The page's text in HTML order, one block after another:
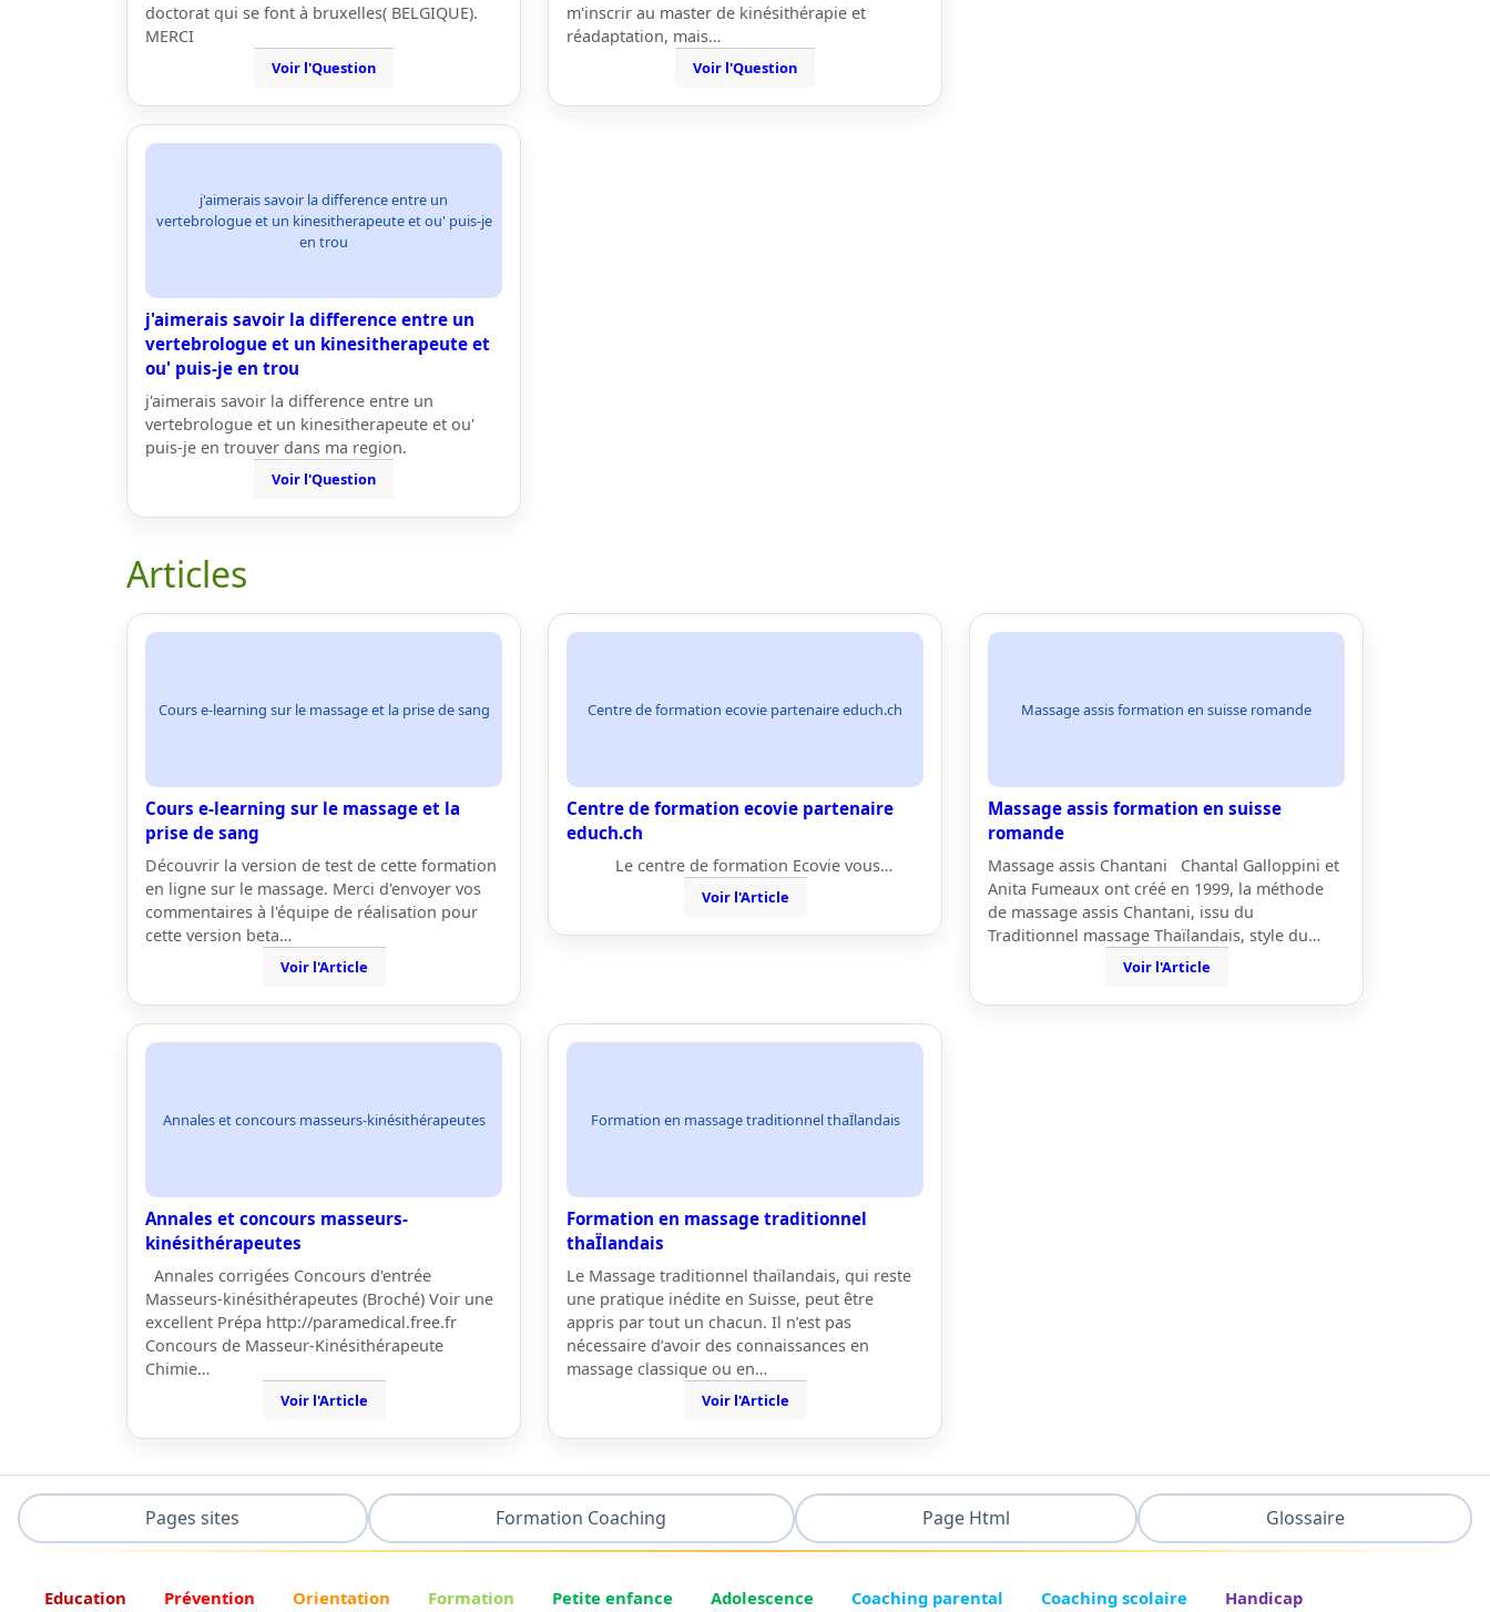
doctorat qui se font à bruxelles( BELGIQUE).
MERCI
Voir l'Question
m'inscrir au master de kinésithérapie et
réadaptation, mais…
Voir l'Question
j'aimerais savoir la difference entre un
vertebrologue et un kinesitherapeute et ou' puis-je
en trou
j'aimerais savoir la difference entre un
vertebrologue et un kinesitherapeute et
ou' puis-je en trou
j'aimerais savoir la difference entre un
vertebrologue et un kinesitherapeute et ou'
puis-je en trouver dans ma region.
Voir l'Question
Articles
Cours e-learning sur le massage et la prise de sang
Cours e-learning sur le massage et la
prise de sang
Découvrir la version de test de cette formation
en ligne sur le massage. Merci d'envoyer vos
commentaires à l'équipe de réalisation pour
cette version beta…
Voir l'Article
Centre de formation ecovie partenaire educh.ch
Centre de formation ecovie partenaire
educh.ch
Le centre de formation Ecovie vous…
Voir l'Article
Massage assis formation en suisse romande
Massage assis formation en suisse
romande
Massage assis Chantani Chantal Galloppini et
Anita Fumeaux ont créé en 1999, la méthode
de massage assis Chantani, issu du
Traditionnel massage Thaïlandais, style du…
Voir l'Article
Annales et concours masseurs-kinésithérapeutes
Annales et concours masseurs-
kinésithérapeutes
Annales corrigées Concours d'entrée
Masseurs-kinésithérapeutes (Broché) Voir une
excellent Prépa http://paramedical.free.fr
Concours de Masseur-Kinésithérapeute
Chimie…
Voir l'Article
Formation en massage traditionnel thaÏlandais
Formation en massage traditionnel
thaÏlandais
Le Massage traditionnel thaïlandais, qui reste
une pratique inédite en Suisse, peut être
appris par tout un chacun. Il n’est pas
nécessaire d’avoir des connaissances en
massage classique ou en…
Voir l'Article
Pages sites Formation Coaching Page Html Glossaire
Education Prévention Orientation Formation Petite enfance Adolescence Coaching parental Coaching scolaire Handicap